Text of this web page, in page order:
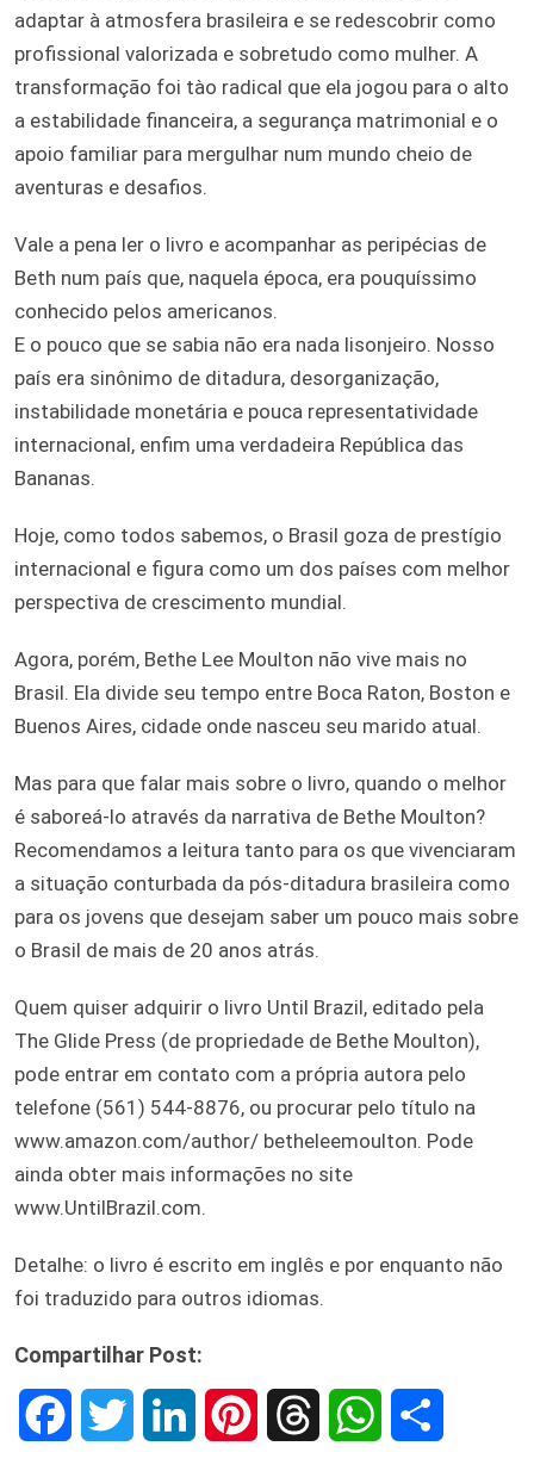
adaptar à atmosfera brasileira e se redescobrir como
profissional valorizada e sobretudo como mulher. A
transformação foi tào radical que ela jogou para o alto
a estabilidade financeira, a segurança matrimonial e o
apoio familiar para mergulhar num mundo cheio de
aventuras e desafios.
Vale a pena ler o livro e acompanhar as peripécias de
Beth num país que, naquela época, era pouquíssimo
conhecido pelos americanos.
E o pouco que se sabia não era nada lisonjeiro. Nosso
país era sinônimo de ditadura, desorganização,
instabilidade monetária e pouca representatividade
internacional, enfim uma verdadeira República das
Bananas.
Hoje, como todos sabemos, o Brasil goza de prestígio
internacional e figura como um dos países com melhor
perspectiva de crescimento mundial.
Agora, porém, Bethe Lee Moulton não vive mais no
Brasil. Ela divide seu tempo entre Boca Raton, Boston e
Buenos Aires, cidade onde nasceu seu marido atual.
Mas para que falar mais sobre o livro, quando o melhor
é saboreá-lo através da narrativa de Bethe Moulton?
Recomendamos a leitura tanto para os que vivenciaram
a situação conturbada da pós-ditadura brasileira como
para os jovens que desejam saber um pouco mais sobre
o Brasil de mais de 20 anos atrás.
Quem quiser adquirir o livro Until Brazil, editado pela
The Glide Press (de propriedade de Bethe Moulton),
pode entrar em contato com a própria autora pelo
telefone (561) 544-8876, ou procurar pelo título na
www.amazon.com/author/ betheleemoulton. Pode
ainda obter mais informações no site
www.UntilBrazil.com.
Detalhe: o livro é escrito em inglês e por enquanto não
foi traduzido para outros idiomas.
Compartilhar Post: